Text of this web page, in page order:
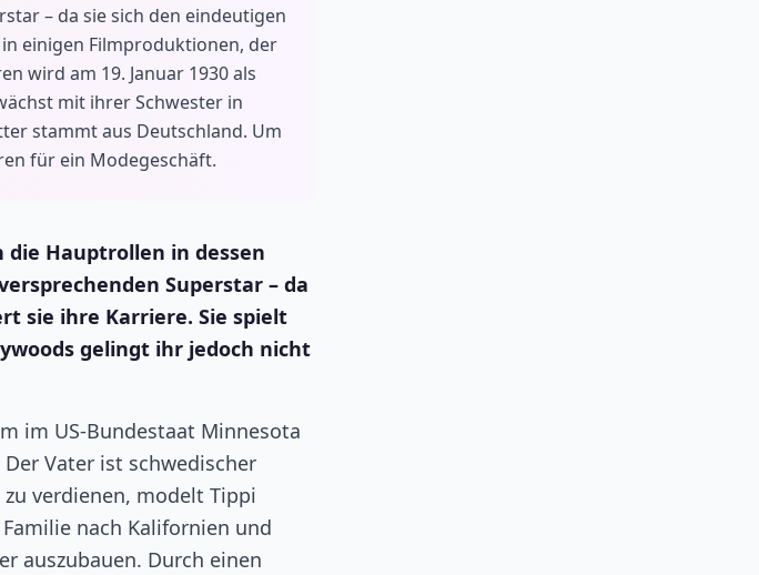
– da sie sich den eindeutigen
einigen Filmproduktionen, der
wird am 19. Januar 1930 als
mit ihrer Schwester in
stammt aus Deutschland. Um
für ein Modegeschäft.
die Hauptrollen in dessen
Superstar – da
sie ihre Karriere. Sie spielt
gelingt ihr jedoch nicht
im US-Bundestaat Minnesota
Vater ist schwedischer
verdienen, modelt Tippi
nach Kalifornien und
auszubauen. Durch einen